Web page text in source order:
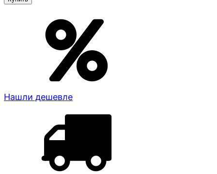
Нашли дешевле